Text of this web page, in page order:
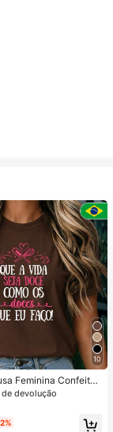
10
Feminina Confeiteir
Doces T Shirt Pro
de devolução